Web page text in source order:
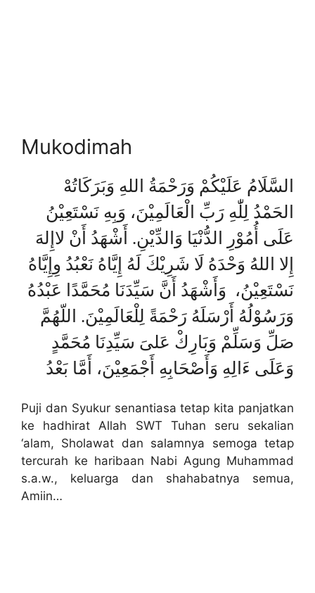
Mukodimah
السَّلَامُ عَلَيْكُمْ وَرَحْمَةُ اللهِ وَبَرَكَاتُهْ
الحَمْدُ لِلّٰهِ رَبِّ الْعَالَمِيْنَ، وَبِهِ نَسْتَعِيْنُ
عَلَى أُمُوْرِ الدُّنْيَا وَالدِّيْنِ. أَشْهَدُ أَنْ لاإِلهَ
إِلا اللهُ وَحْدَهُ لَا شَرِيْكَ لَهُ إِيَّاهُ نَعْبُدُ وِإِيَّاهُ
نَسْتَعِيْنُ، وَأَشْهَدُ أَنَّ سَيِّدَنَا مُحَمَّدًا عَبْدُهُ
وَرَسُوْلُهُ أَرْسَلَهُ رَحْمَةً لِلْعَالَمِيْنَ. اللّهُمَّ
صَلِّ وَسَلِّمْ وَبَارِكْ عَلىَ سَيِّدِنَا مُحَمَّدٍ
وَعَلَى ءَالِهِ وَأَصْحَابِهِ أَجْمَعِيْنَ، أَمَّا بَعْدُ
Puji dan Syukur senantiasa tetap kita panjatkan
ke hadhirat Allah SWT Tuhan seru sekalian
‘alam, Sholawat dan salamnya semoga tetap
tercurah ke haribaan Nabi Agung Muhammad
s.a.w., keluarga dan shahabatnya semua,
Amiin…